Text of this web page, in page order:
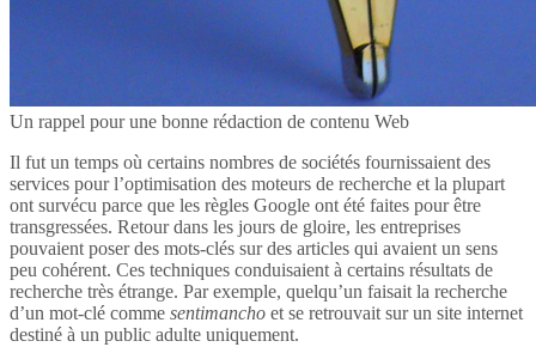
Un rappel pour une bonne rédaction de contenu Web
Il fut un temps où certains nombres de sociétés fournissaient des
services pour l’optimisation des moteurs de recherche et la plupart
ont survécu parce que les règles Google ont été faites pour être
transgressées. Retour dans les jours de gloire, les entreprises
pouvaient poser des mots-clés sur des articles qui avaient un sens
peu cohérent. Ces techniques conduisaient à certains résultats de
recherche très étrange. Par exemple, quelqu’un faisait la recherche
d’un mot-clé comme sentimancho et se retrouvait sur un site internet
destiné à un public adulte uniquement.